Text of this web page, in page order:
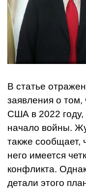
В статье
заявления о том,
США в 2022 году,
начало войны.
также сообщает,
него имеется
конфликта.
детали этого